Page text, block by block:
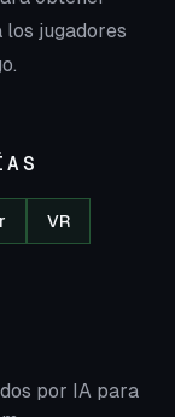
jugadores
VR
por IA para